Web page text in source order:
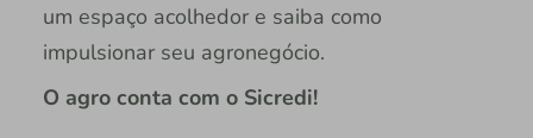
um espaço acolhedor e saiba como
impulsionar seu agronegócio.
O agro conta com o Sicredi!